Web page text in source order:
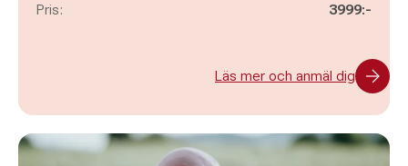
Pris: 3999:-
Läs mer och anmäl dig